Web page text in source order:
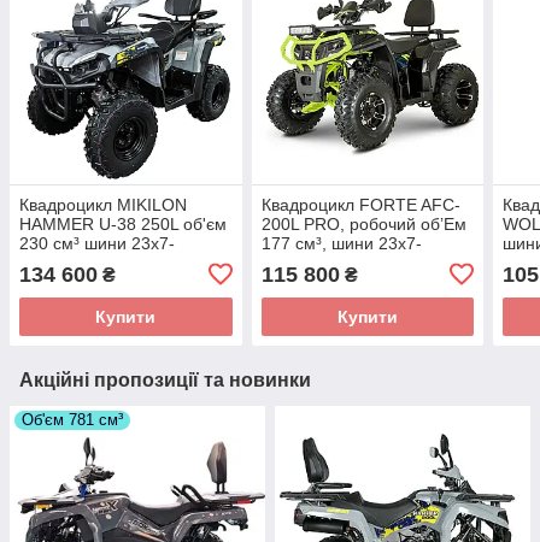
Квадроцикл MIKILON
HAMMER U-38 250L об'єм
230 см³ шини 23х7-
10"/23х10-10" 19 к.с. 4x2
134 600 ₴
Купити
Квадроцикл FORTE AFC-
200L PRO, робочий об’Ем
177 см³, шини 23х7-
115 800₴
Купити
Акційні пропозиції та новинки
Об'єм 781 см³